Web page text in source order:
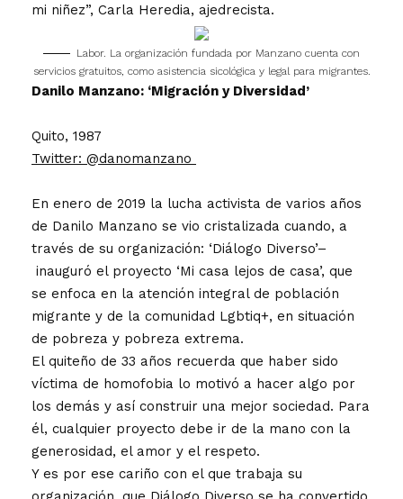
mi niñez”, Carla Heredia, ajedrecista.
Labor. La organización fundada por Manzano cuenta con
servicios gratuitos, como asistencia sicológica y legal para migrantes.
Danilo Manzano: ‘Migración y Diversidad’
Quito, 1987
Twitter: @danomanzano
En enero de 2019 la lucha activista de varios años
de Danilo Manzano se vio cristalizada cuando, a
través de su organización: ‘Diálogo Diverso’–
inauguró el proyecto ‘Mi casa lejos de casa’, que
se enfoca en la atención integral de población
migrante y de la comunidad Lgbtiq+, en situación
de pobreza y pobreza extrema.
El quiteño de 33 años recuerda que haber sido
víctima de homofobia lo motivó a hacer algo por
los demás y así construir una mejor sociedad. Para
él, cualquier proyecto debe ir de la mano con la
generosidad, el amor y el respeto.
Y es por ese cariño con el que trabaja su